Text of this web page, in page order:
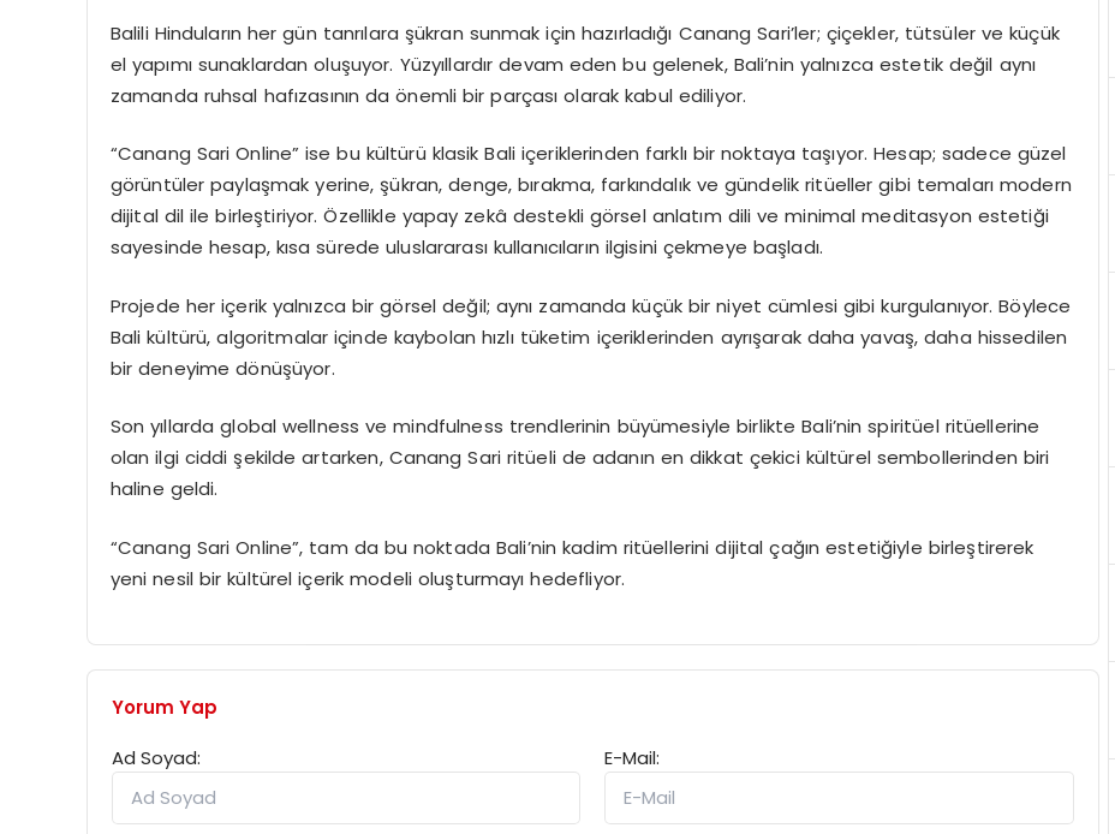
Balili Hinduların her gün tanrılara şükran sunmak için hazırladığı Canang Sari’ler; çiçekler, tütsüler ve küçük
el yapımı sunaklardan oluşuyor. Yüzyıllardır devam eden bu gelenek, Bali’nin yalnızca estetik değil aynı
zamanda ruhsal hafızasının da önemli bir parçası olarak kabul ediliyor.
“Canang Sari Online” ise bu kültürü klasik Bali içeriklerinden farklı bir noktaya taşıyor. Hesap; sadece güzel
görüntüler paylaşmak yerine, şükran, denge, bırakma, farkındalık ve gündelik ritüeller gibi temaları modern
dijital dil ile birleştiriyor. Özellikle yapay zekâ destekli görsel anlatım dili ve minimal meditasyon estetiği
sayesinde hesap, kısa sürede uluslararası kullanıcıların ilgisini çekmeye başladı.
Projede her içerik yalnızca bir görsel değil; aynı zamanda küçük bir niyet cümlesi gibi kurgulanıyor. Böylece
Bali kültürü, algoritmalar içinde kaybolan hızlı tüketim içeriklerinden ayrışarak daha yavaş, daha hissedilen
bir deneyime dönüşüyor.
Son yıllarda global wellness ve mindfulness trendlerinin büyümesiyle birlikte Bali’nin spiritüel ritüellerine
olan ilgi ciddi şekilde artarken, Canang Sari ritüeli de adanın en dikkat çekici kültürel sembollerinden biri
haline geldi.
“Canang Sari Online”, tam da bu noktada Bali’nin kadim ritüellerini dijital çağın estetiğiyle birleştirerek
yeni nesil bir kültürel içerik modeli oluşturmayı hedefliyor.
Yorum Yap
Ad Soyad:
E-Mail: